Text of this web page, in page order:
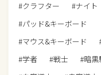
#クラフター
#ナイト
#パッド&キーボード
#マウス&キーボード
#学者
#戦士
#暗